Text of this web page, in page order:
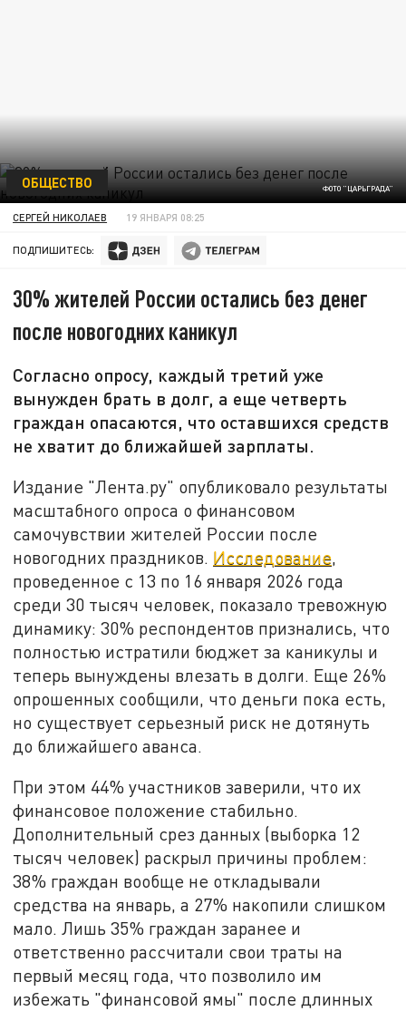
ФОТО "ЦАРЬГРАДА"
ОБЩЕСТВО
СЕРГЕЙ НИКОЛАЕВ 19 ЯНВАРЯ 08:25
ПОДПИШИТЕСЬ:
30% жителей России остались без денег
после новогодних каникул
Согласно опросу, каждый третий уже
вынужден брать в долг, а еще четверть
граждан опасаются, что оставшихся средств
не хватит до ближайшей зарплаты.
Издание "Лента.ру" опубликовало результаты
масштабного опроса о финансовом
самочувствии жителей России после
новогодних праздников. Исследование,
проведенное с 13 по 16 января 2026 года
среди 30 тысяч человек, показало тревожную
динамику: 30% респондентов признались, что
полностью истратили бюджет за каникулы и
теперь вынуждены влезать в долги. Еще 26%
опрошенных сообщили, что деньги пока есть,
но существует серьезный риск не дотянуть
до ближайшего аванса.
При этом 44% участников заверили, что их
финансовое положение стабильно.
Дополнительный срез данных (выборка 12
тысяч человек) раскрыл причины проблем:
38% граждан вообще не откладывали
средства на январь, а 27% накопили слишком
мало. Лишь 35% граждан заранее и
ответственно рассчитали свои траты на
первый месяц года, что позволило им
избежать "финансовой ямы" после длинных